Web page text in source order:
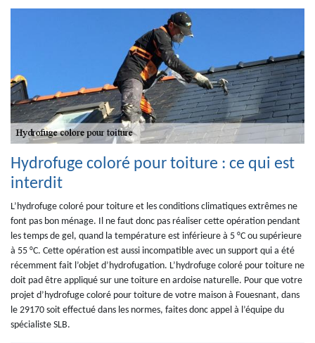
Hydrofuge coloré pour toiture : ce qui est
interdit
L’hydrofuge coloré pour toiture et les conditions climatiques extrêmes ne
font pas bon ménage. Il ne faut donc pas réaliser cette opération pendant
les temps de gel, quand la température est inférieure à 5 °C ou supérieure
à 55 °C. Cette opération est aussi incompatible avec un support qui a été
récemment fait l’objet d’hydrofugation. L’hydrofuge coloré pour toiture ne
doit pad être appliqué sur une toiture en ardoise naturelle. Pour que votre
projet d’hydrofuge coloré pour toiture de votre maison à Fouesnant, dans
le 29170 soit effectué dans les normes, faites donc appel à l’équipe du
spécialiste SLB.